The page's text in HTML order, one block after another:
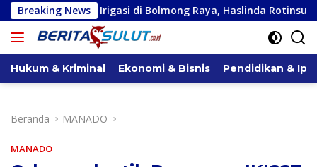
Langsung
ke
konten
Breaking News
Irigasi di Bolmong Raya, Haslinda Rotinsulu Siap Kawal
Hukum & Kriminal Ekonomi & Bisnis Pendidikan &
Beranda MANADO
MANADO